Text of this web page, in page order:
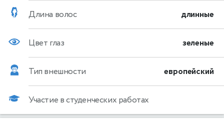
Длина волос длинные
Цвет глаз зеленые
Тип внешности европейский
Участие в студенческих работах